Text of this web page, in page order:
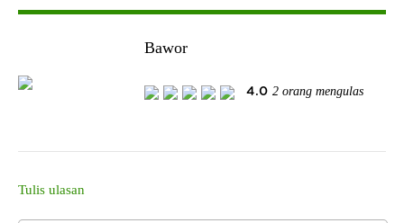
Bawor
4.0 2 orang mengulas
Tulis ulasan